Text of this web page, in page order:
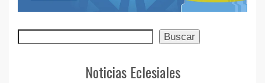
Buscar Buscar
Noticias Eclesiales